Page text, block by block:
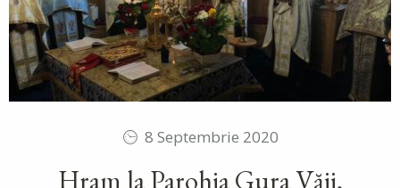
8 Septembrie 2020
Hram la Parohia Gura Văii,